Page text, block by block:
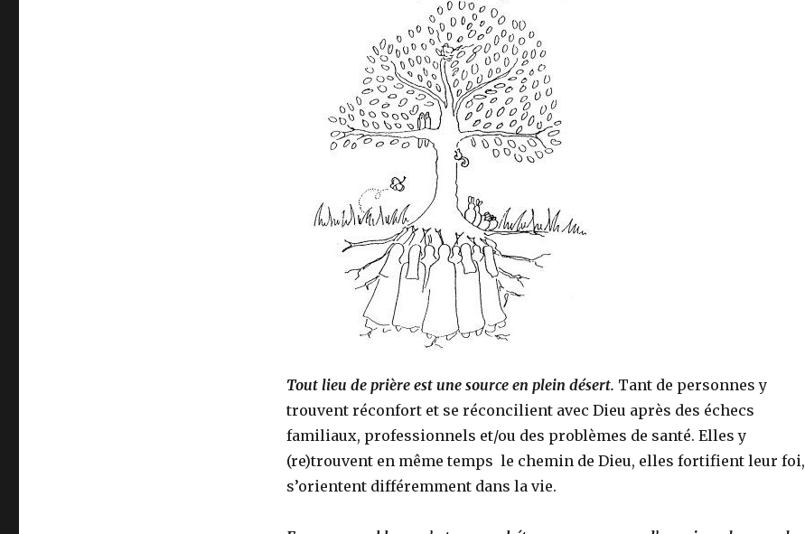
Tout lieu de prière est une source en plein désert. Tant de personnes y
trouvent réconfort et se réconcilient avec Dieu après des échecs
familiaux, professionnels et/ou des problèmes de santé. Elles y
(re)trouvent en même temps le chemin de Dieu, elles fortifient leur foi,
s’orientent différemment dans la vie.